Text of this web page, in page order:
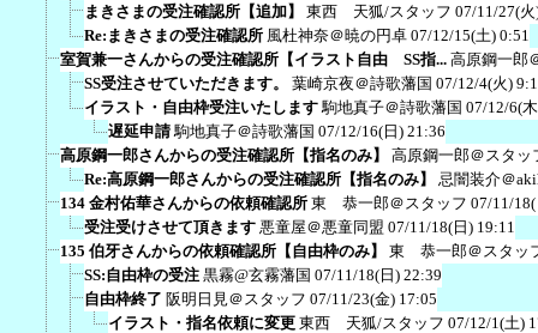
まきさまの受注確認所【追加】
東西 天狐/スタッフ 07/11/27(
Re:まきさまの受注確認所 風杜神奈＠暁の円卓 07/12/15(土) 0:51
室賀兼一さんからの受注確認所【イラスト自由 SS指... 高原鋼一郎
SS受注させていただきます。
葉崎京夜＠詩歌藩国 07/12/4(火)
イラスト・自由枠受注いたします 駒地真子＠詩歌藩国 07/12/6(
遅延申請 駒地真子＠詩歌藩国 07/12/16(日) 21:36
高原鋼一郎さんからの受注確認所【指名のみ】
高原鋼一郎＠スタッ
Re:高原鋼一郎さんからの受注確認所【指名のみ】
忌闇装介＠
134 金村佑華さんからの依頼確認所 東 恭一郎＠スタッフ 07/11/
受注受けさせて頂きます 悪童屋＠悪童同盟 07/11/18(日) 19:11
135 伯牙さんからの依頼確認所【自由枠のみ】
東 恭一郎＠スタッ
SS:自由枠の受注 黒霧@玄霧藩国 07/11/18(日) 22:39
自由枠終了 阪明日見＠スタッフ 07/11/23(金) 17:05
イラスト・指名依頼に変更 東西 天狐/スタッフ 07/12/1(土)